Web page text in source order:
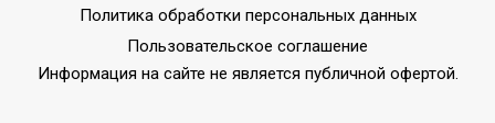
Макс.
производительность
охлаждения
2.05
Политика обработки персональных данных
Пользовательское соглашение
Информация на сайте не является публичной офертой.